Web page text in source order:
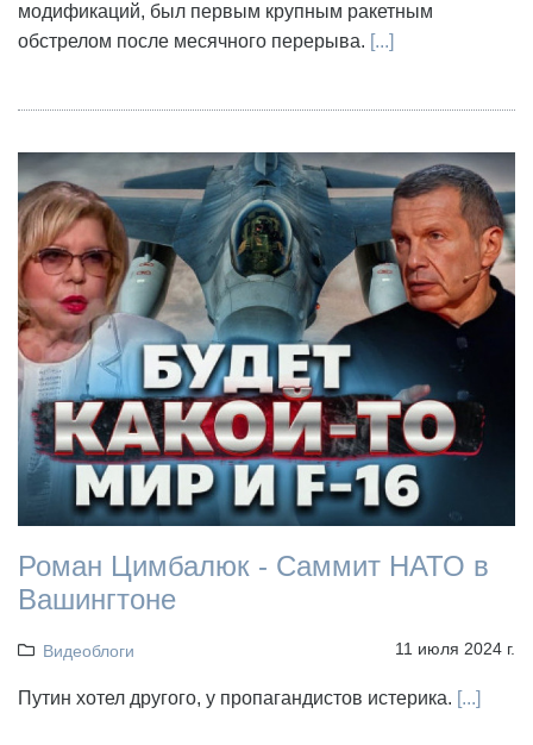
модификаций, был первым крупным ракетным
обстрелом после месячного перерыва. [...]
Роман Цимбалюк - Саммит НАТО в
Вашингтоне
Видеоблоги 11 июля 2024 г.
Путин хотел другого, у пропагандистов истерика. [...]